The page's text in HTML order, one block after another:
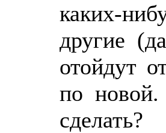
каких-
другие
отойдут
по